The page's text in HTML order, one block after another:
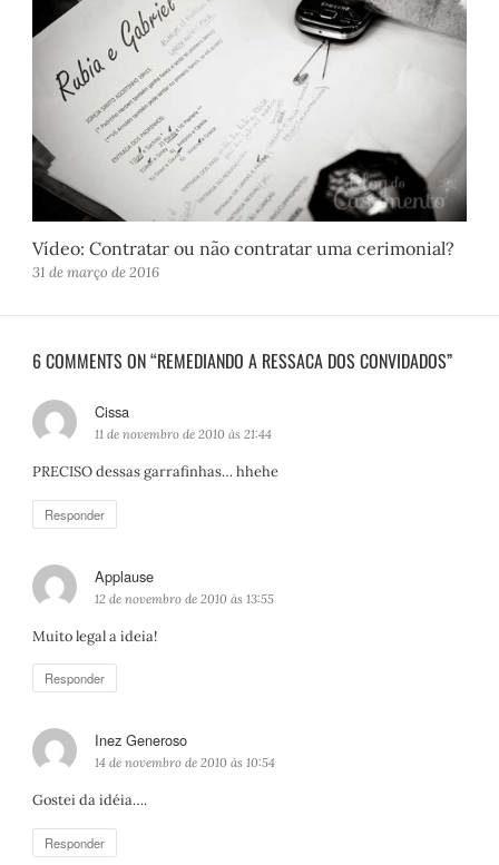
Vídeo: Contratar ou não contratar uma cerimonial?
31 de março de 2016
6 COMMENTS ON “REMEDIANDO A RESSACA DOS CONVIDADOS”
Cissa
i
s
11 de novembro de 2010 às 21:44
PRECISO dessas garrafinhas… hhehe
Responder
Applause
i
s
12 de novembro de 2010 às 13:55
Muito legal a ideia!
Responder
Inez Generoso
i
14 de novembro de 2010 às 10:54
Gostei da idéia….
Responder